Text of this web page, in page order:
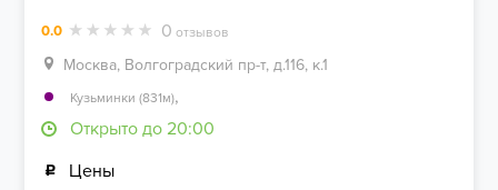
0.0 0 отзывов
Москва, Волгоградский пр-т, д.116, к.1
Кузьминки (831м),
Открыто до 20:00
Цены